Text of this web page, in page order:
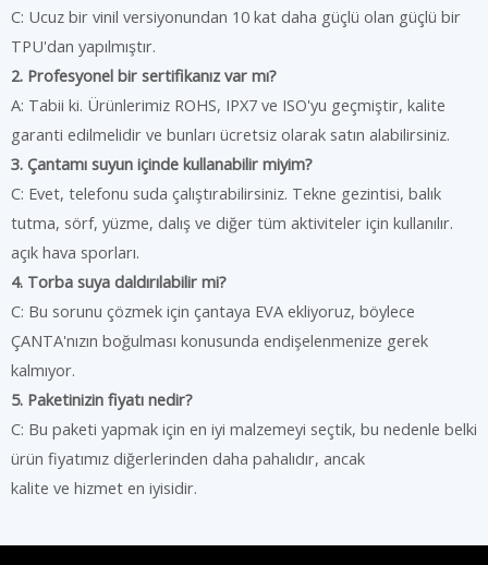
C: Ucuz bir vinil versiyonundan 10 kat daha güçlü olan güçlü bir
TPU'dan yapılmıştır.
2. Profesyonel bir sertifikanız var mı?
A: Tabii ki. Ürünlerimiz ROHS, IPX7 ve ISO'yu geçmiştir, kalite
garanti edilmelidir ve bunları ücretsiz olarak satın alabilirsiniz.
3. Çantamı suyun içinde kullanabilir miyim?
C: Evet, telefonu suda çalıştırabilirsiniz. Tekne gezintisi, balık
tutma, sörf, yüzme, dalış ve diğer tüm aktiviteler için kullanılır.
açık hava sporları.
4. Torba suya daldırılabilir mi?
C: Bu sorunu çözmek için çantaya EVA ekliyoruz, böylece
ÇANTA'nızın boğulması konusunda endişelenmenize gerek
kalmıyor.
5. Paketinizin fiyatı nedir?
C: Bu paketi yapmak için en iyi malzemeyi seçtik, bu nedenle belki
ürün fiyatımız diğerlerinden daha pahalıdır, ancak
kalite ve hizmet en iyisidir.